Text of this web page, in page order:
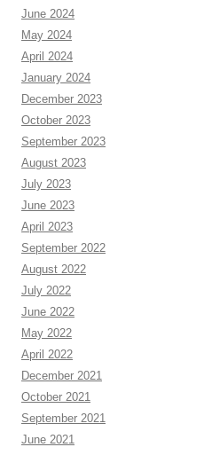
June 2024
May 2024
April 2024
January 2024
December 2023
October 2023
September 2023
August 2023
July 2023
June 2023
April 2023
September 2022
August 2022
July 2022
June 2022
May 2022
April 2022
December 2021
October 2021
September 2021
June 2021